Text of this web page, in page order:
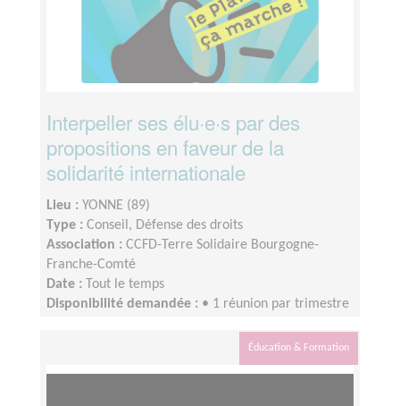
Interpeller ses élu·e·s par des
propositions en faveur de la
solidarité internationale
Lieu : YONNE (89)
Type : Conseil, Défense des droits
Association : CCFD-Terre Solidaire Bourgogne-
Franche-Comté
Date :
Tout le temps
Disponibilité demandée : • 1 réunion par trimestre
réaliser les actions proposées• Temps pour se
former sur les sujets qui vous intéressent (en
Éducation & Formation